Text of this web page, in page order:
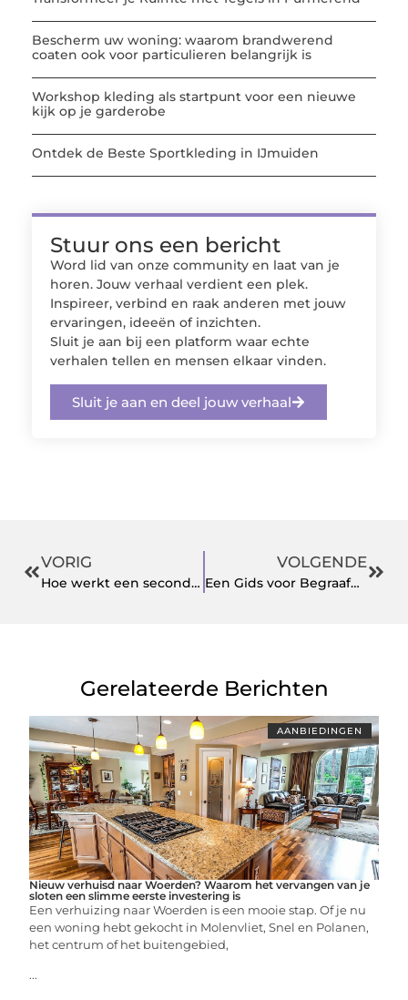
Bescherm uw woning: waarom brandwerend
coaten ook voor particulieren belangrijk is
Workshop kleding als startpunt voor een nieuwe
kijk op je garderobe
Ontdek de Beste Sportkleding in IJmuiden
Stuur ons een bericht
Word lid van onze community en laat van je
horen. Jouw verhaal verdient een plek.
Inspireer, verbind en raak anderen met jouw
ervaringen, ideeën of inzichten.
Sluit je aan bij een platform waar echte
verhalen tellen en mensen elkaar vinden.
Sluit je aan en deel jouw verhaal
VORIG
Hoe werkt een second opinion bij Je scheiding?
VOLGENDE
Een Gids voor Begraafplaatsen in Almere: Wat U Moet Weten
Gerelateerde Berichten
AANBIEDINGEN
Nieuw verhuisd naar Woerden? Waarom het vervangen van je
sloten een slimme eerste investering is
Een verhuizing naar Woerden is een mooie stap. Of je nu
een woning hebt gekocht in Molenvliet, Snel en Polanen,
het centrum of het buitengebied,
...